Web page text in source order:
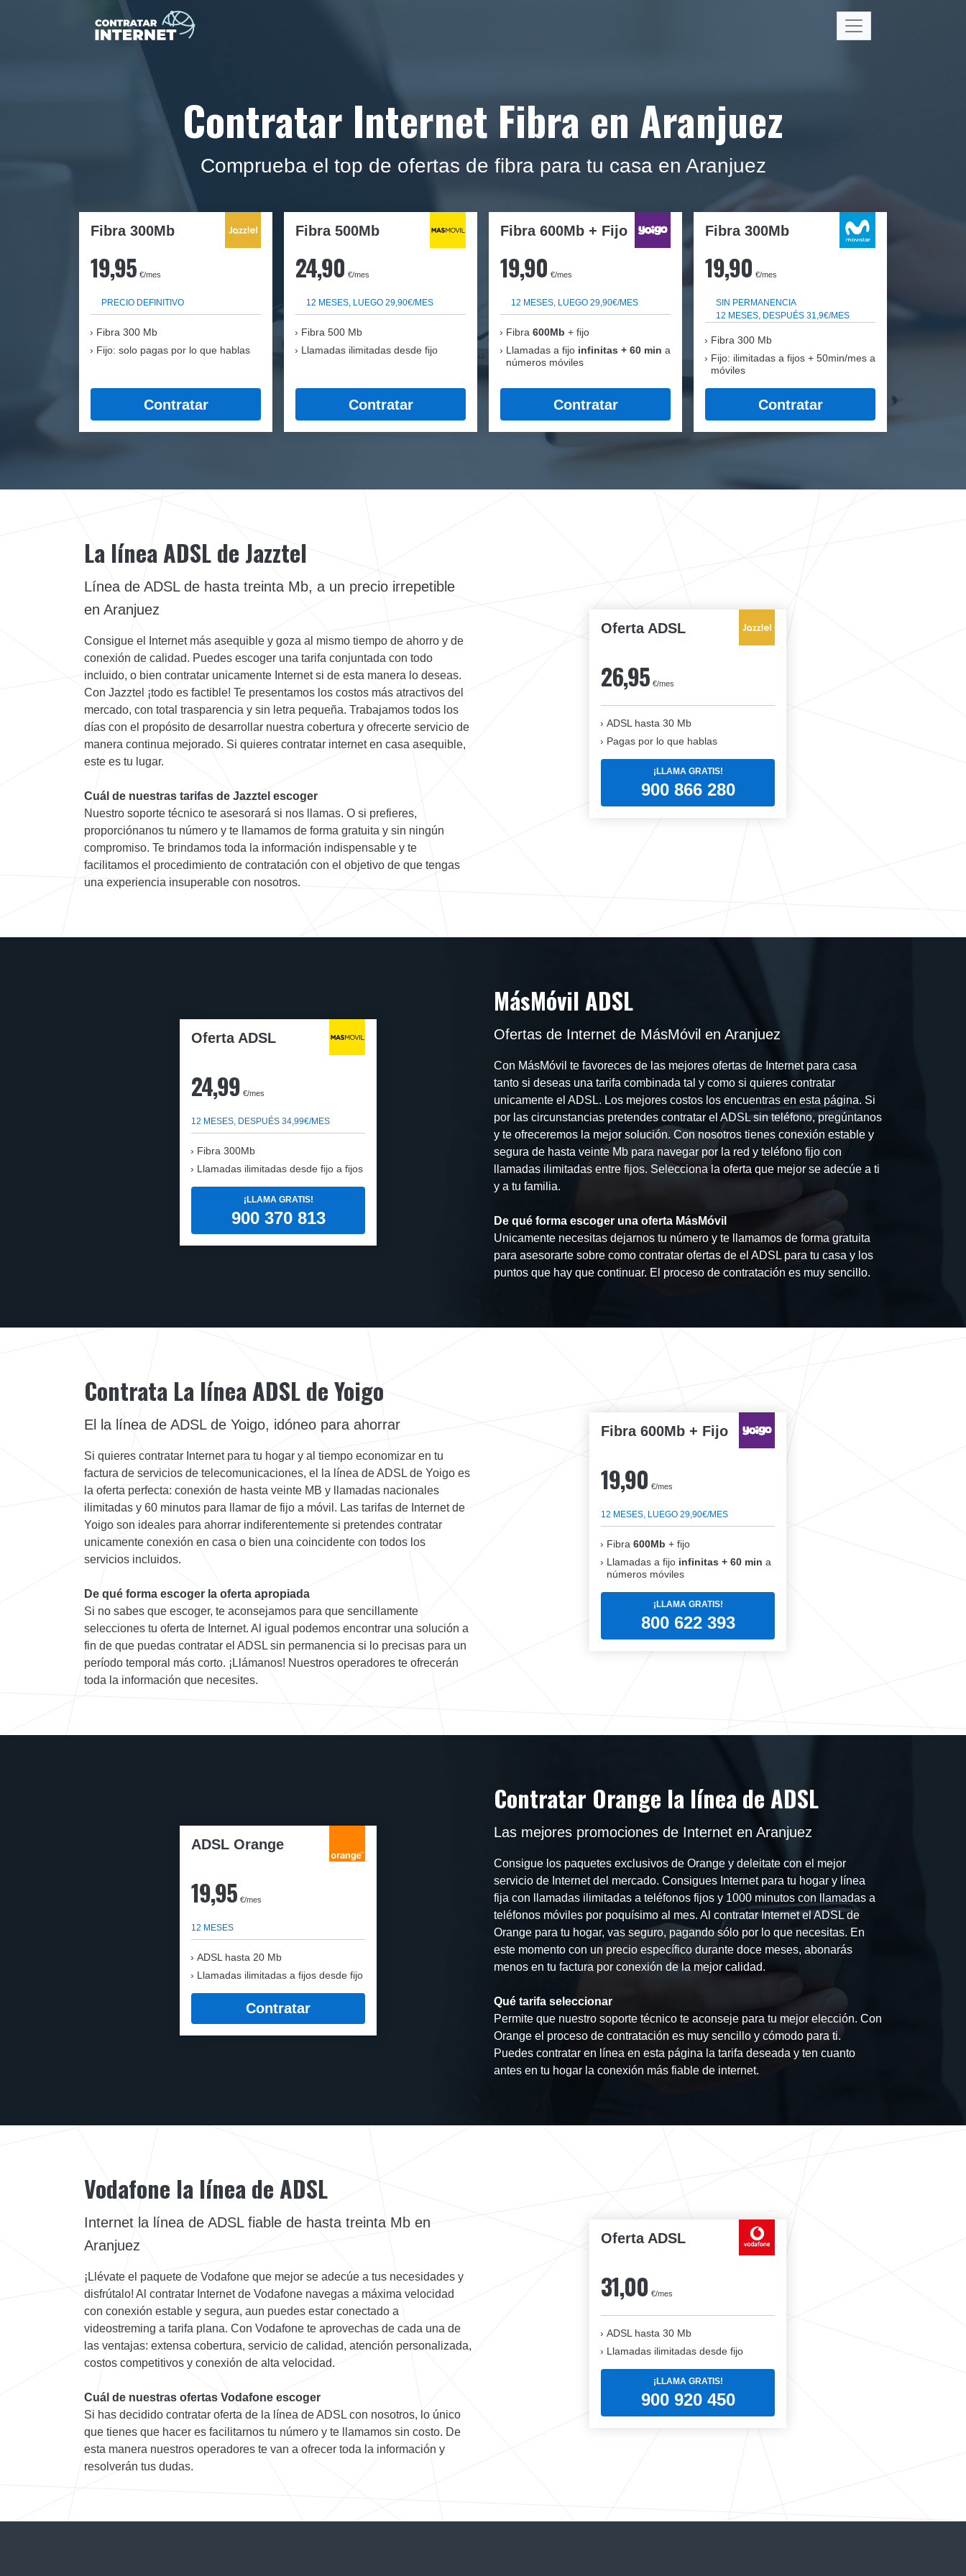
Contratar Internet Fibra en Aranjuez
Comprueba el top de ofertas de fibra para tu casa en Aranjuez
Fibra 300Mb
19,95 €/mes
PRECIO DEFINITIVO
Fibra 300 Mb
Fijo: solo pagas por lo que hablas
Contratar
Fibra 500Mb
24,90 €/mes
12 MESES, LUEGO 29,90€/MES
Fibra 500 Mb
Llamadas ilimitadas desde fijo
Contratar
Fibra 600Mb + Fijo
19,90 €/mes
12 MESES, LUEGO 29,90€/MES
Fibra 600Mb + fijo
Llamadas a fijo infinitas + 60 min a
números móviles
Contratar
Fibra 300Mb
19,90 €/mes
SIN PERMANENCIA
12 MESES, DESPUÉS 31,9€/MES
Fibra 300 Mb
Fijo: ilimitadas a fijos + 50min/mes a
móviles
Contratar
Oferta ADSL
26,95 €/mes
ADSL hasta 30 Mb
Pagas por lo que hablas
¡LLAMA GRATIS!
900 866 280
La línea ADSL de Jazztel
Línea de ADSL de hasta treinta Mb, a un precio irrepetible
en Aranjuez
Consigue el Internet más asequible y goza al mismo tiempo de ahorro y de
conexión de calidad. Puedes escoger una tarifa conjuntada con todo
incluido, o bien contratar unicamente Internet si de esta manera lo deseas.
Con Jazztel ¡todo es factible! Te presentamos los costos más atractivos del
mercado, con total trasparencia y sin letra pequeña. Trabajamos todos los
días con el propósito de desarrollar nuestra cobertura y ofrecerte servicio de
manera continua mejorado. Si quieres contratar internet en casa asequible,
este es tu lugar.
Cuál de nuestras tarifas de Jazztel escoger
Nuestro soporte técnico te asesorará si nos llamas. O si prefieres,
proporciónanos tu número y te llamamos de forma gratuita y sin ningún
compromiso. Te brindamos toda la información indispensable y te
facilitamos el procedimiento de contratación con el objetivo de que tengas
una experiencia insuperable con nosotros.
Oferta ADSL
24,99 €/mes
12 MESES, DESPUÉS 34,99€/MES
Fibra 300Mb
Llamadas ilimitadas desde fijo a fijos
¡LLAMA GRATIS!
900 370 813
MásMóvil ADSL
Ofertas de Internet de MásMóvil en Aranjuez
Con MásMóvil te favoreces de las mejores ofertas de Internet para casa
tanto si deseas una tarifa combinada tal y como si quieres contratar
unicamente el ADSL. Los mejores costos los encuentras en esta página. Si
por las circunstancias pretendes contratar el ADSL sin teléfono, pregúntanos
y te ofreceremos la mejor solución. Con nosotros tienes conexión estable y
segura de hasta veinte Mb para navegar por la red y teléfono fijo con
llamadas ilimitadas entre fijos. Selecciona la oferta que mejor se adecúe a ti
y a tu familia.
De qué forma escoger una oferta MásMóvil
Unicamente necesitas dejarnos tu número y te llamamos de forma gratuita
para asesorarte sobre como contratar ofertas de el ADSL para tu casa y los
puntos que hay que continuar. El proceso de contratación es muy sencillo.
Fibra 600Mb + Fijo
19,90 €/mes
12 MESES, LUEGO 29,90€/MES
Fibra 600Mb + fijo
Llamadas a fijo infinitas + 60 min a
números móviles
¡LLAMA GRATIS!
800 622 393
Contrata La línea ADSL de Yoigo
El la línea de ADSL de Yoigo, idóneo para ahorrar
Si quieres contratar Internet para tu hogar y al tiempo economizar en tu
factura de servicios de telecomunicaciones, el la línea de ADSL de Yoigo es
la oferta perfecta: conexión de hasta veinte MB y llamadas nacionales
ilimitadas y 60 minutos para llamar de fijo a móvil. Las tarifas de Internet de
Yoigo son ideales para ahorrar indiferentemente si pretendes contratar
unicamente conexión en casa o bien una coincidente con todos los
servicios incluidos.
De qué forma escoger la oferta apropiada
Si no sabes que escoger, te aconsejamos para que sencillamente
selecciones tu oferta de Internet. Al igual podemos encontrar una solución a
fin de que puedas contratar el ADSL sin permanencia si lo precisas para un
período temporal más corto. ¡Llámanos! Nuestros operadores te ofrecerán
toda la información que necesites.
ADSL Orange
19,95 €/mes
12 MESES
ADSL hasta 20 Mb
Llamadas ilimitadas a fijos desde fijo
Contratar
Contratar Orange la línea de ADSL
Las mejores promociones de Internet en Aranjuez
Consigue los paquetes exclusivos de Orange y deleitate con el mejor
servicio de Internet del mercado. Consigues Internet para tu hogar y línea
fija con llamadas ilimitadas a teléfonos fijos y 1000 minutos con llamadas a
teléfonos móviles por poquísimo al mes. Al contratar Internet el ADSL de
Orange para tu hogar, vas seguro, pagando sólo por lo que necesitas. En
este momento con un precio específico durante doce meses, abonarás
menos en tu factura por conexión de la mejor calidad.
Qué tarifa seleccionar
Permite que nuestro soporte técnico te aconseje para tu mejor elección. Con
Orange el proceso de contratación es muy sencillo y cómodo para ti.
Puedes contratar en línea en esta página la tarifa deseada y ten cuanto
antes en tu hogar la conexión más fiable de internet.
Oferta ADSL
31,00 €/mes
ADSL hasta 30 Mb
Llamadas ilimitadas desde fijo
¡LLAMA GRATIS!
900 920 450
Vodafone la línea de ADSL
Internet la línea de ADSL fiable de hasta treinta Mb en
Aranjuez
¡Llévate el paquete de Vodafone que mejor se adecúe a tus necesidades y
disfrútalo! Al contratar Internet de Vodafone navegas a máxima velocidad
con conexión estable y segura, aun puedes estar conectado a
videostreming a tarifa plana. Con Vodafone te aprovechas de cada una de
las ventajas: extensa cobertura, servicio de calidad, atención personalizada,
costos competitivos y conexión de alta velocidad.
Cuál de nuestras ofertas Vodafone escoger
Si has decidido contratar oferta de la línea de ADSL con nosotros, lo único
que tienes que hacer es facilitarnos tu número y te llamamos sin costo. De
esta manera nuestros operadores te van a ofrecer toda la información y
resolverán tus dudas.